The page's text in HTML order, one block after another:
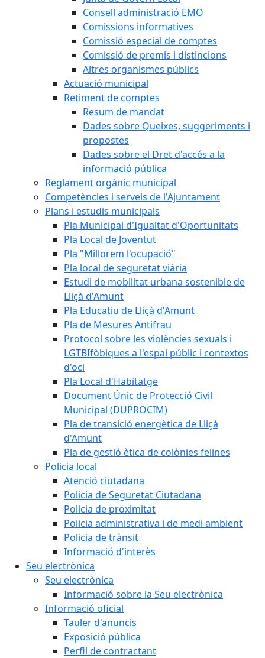
Consell administració EMO
Comissions informatives
Comissió especial de comptes
Comissió de premis i distincions
Altres organismes públics
Actuació municipal
Retiment de comptes
Resum de mandat
Dades sobre Queixes, suggeriments i
propostes
Dades sobre el Dret d'accés a la
informació pública
Reglament orgànic municipal
Competències i serveis de l'Ajuntament
Plans i estudis municipals
Pla Municipal d'Igualtat d'Oportunitats
Pla Local de Joventut
Pla "Millorem l'ocupació"
Pla local de seguretat viària
Estudi de mobilitat urbana sostenible de
Lliçà d'Amunt
Pla Educatiu de Lliçà d'Amunt
Pla de Mesures Antifrau
Protocol sobre les violències sexuals i
LGTBIfòbiques a l'espai públic i contextos
d'oci
Pla Local d'Habitatge
Document Únic de Protecció Civil
Municipal (DUPROCIM)
Pla de transició energètica de Lliçà
d'Amunt
Pla de gestió ètica de colònies felines
Policia local
Atenció ciutadana
Policia de Seguretat Ciutadana
Policia de proximitat
Policia administrativa i de medi ambient
Policia de trànsit
Informació d'interès
Seu electrònica
Seu electrònica
Informació sobre la Seu electrònica
Informació oficial
Tauler d'anuncis
Exposició pública
Perfil de contractant